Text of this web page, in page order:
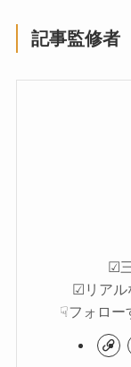
記事監修者
☑︎
☑︎リアル
☟フォロー